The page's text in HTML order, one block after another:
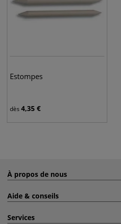
Estompes
dès 4,35 €
À propos de nous
Aide & conseils
Services